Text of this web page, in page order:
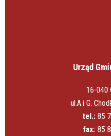
Urząd
16-040
ul.A.i G.
tel.: 85
fax: 85